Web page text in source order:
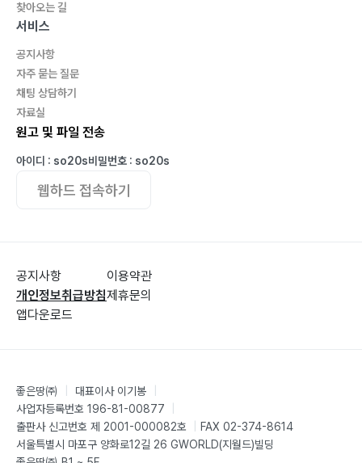
78 Marketing Insight
놀고 먹고 사는 쇼퍼테인먼트
82 현장 Talk Talk
님들 후회하게 만들어주겠다
오리콤 이것저것팀
86 신현일의 컨버전스토리
희망이 없으니 행운을 쫓는다
92 Agency Story
96 브랜디스의 팀플노트
아이디어도 열정페이로 결제되나요
98 PR Cartoon
찾아오는 길
서비스
공지사항
자주 묻는 질문
채팅 상담하기
자료실
원고 및 파일 전송
아이디 : so20s비밀번호 : so20s
웹하드 접속하기
공지사항
개인정보취급방침
앱다운로드
이용약관
제휴문의
좋은땅㈜ 대표이사 이기봉
사업자등록번호 196-81-00877
출판사 신고번호 제 2001-000082호
FAX 02-374-8614
서울특별시 마포구 양화로12길 26 GWORLD(지월드)빌딩